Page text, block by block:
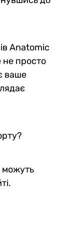
Anatomic
не просто
ваше
можуть